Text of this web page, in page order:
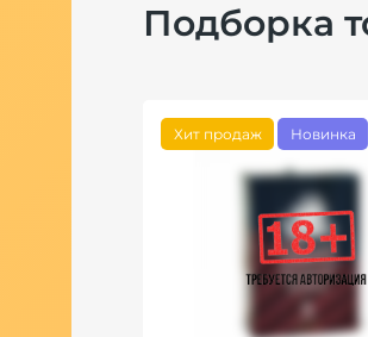
Подборка
Хит продаж Новинка